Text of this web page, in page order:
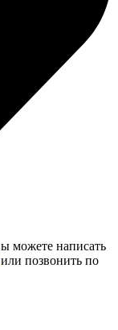
можете написать
или позвонить по